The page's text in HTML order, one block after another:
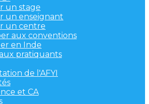
un stage
un enseignant
un centre
aux conventions
en Inde
pratiquants
de l'AFYI
et CA